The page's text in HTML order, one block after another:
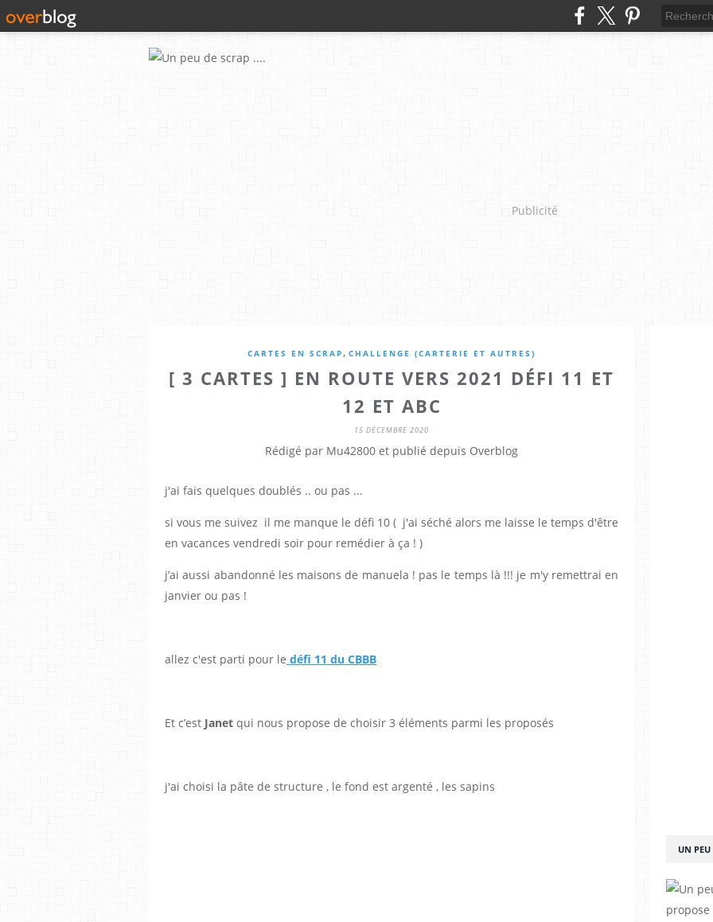
Publicité
CARTES EN SCRAP, CHALLENGE (CARTERIE ET AUTRES)
[ 3 CARTES ] EN ROUTE VERS 2021 DÉFI 11 ET
12 ET ABC
15 DÉCEMBRE 2020
Rédigé par Mu42800 et publié depuis Overblog
j'ai fais quelques doublés .. ou pas ...
si vous me suivez il me manque le défi 10 ( j'ai séché alors me laisse le temps d'être
en vacances vendredi soir pour remédier à ça ! )
j’ai aussi abandonné les maisons de manuela ! pas le temps là !!! je m'y remettrai en
janvier ou pas !
allez c'est parti pour le défi 11 du CBBB
Et c’est Janet qui nous propose de choisir 3 éléments parmi les proposés
j'ai choisi la pâte de structure , le fond est argenté , les sapins
UN PEU
propose